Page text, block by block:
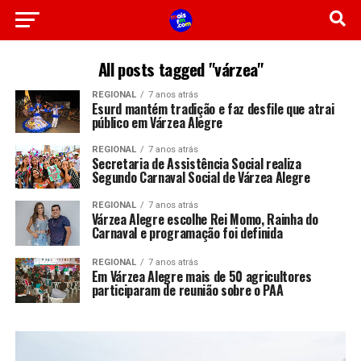
All posts tagged "várzea"
REGIONAL 7 anos atrás
Esurd mantém tradição e faz desfile que atrai
público em Várzea Alegre
REGIONAL 7 anos atrás
Secretaria de Assistência Social realiza
Segundo Carnaval Social de Várzea Alegre
REGIONAL 7 anos atrás
Várzea Alegre escolhe Rei Momo, Rainha do
Carnaval e programação foi definida
REGIONAL 7 anos atrás
Em Várzea Alegre mais de 50 agricultores
participaram de reunião sobre o PAA